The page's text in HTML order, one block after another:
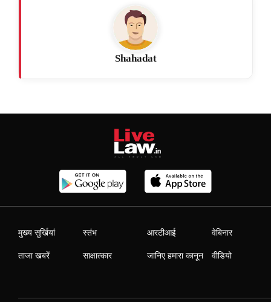
Shahadat
मुख्य सुर्खियां
ताजा खबरें
स्तंभ
साक्षात्कार
आरटीआई
जानिए हमारा कानून
वेबिनार
वीडियो